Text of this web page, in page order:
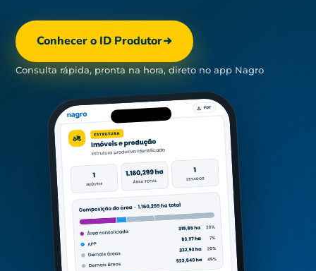
Conhecer o ID Produtor
Consulta rápida, pronta na hora, direto no app Nagro